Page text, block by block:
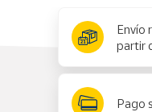
Envío
partir
Pago